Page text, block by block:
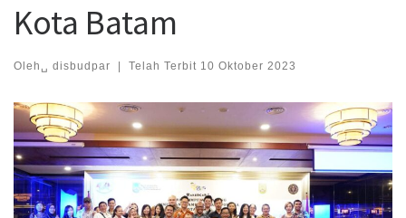
Kota Batam
Oleh␣ disbudpar | Telah Terbit 10 Oktober 2023